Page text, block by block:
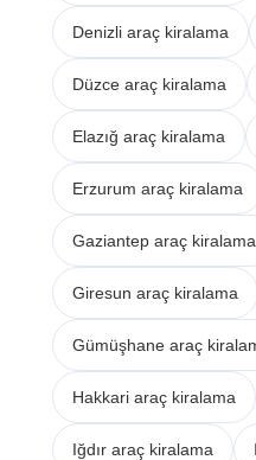
Denizli araç kiralama
Düzce araç kiralama
Elazığ araç kiralama
Erzurum araç kiralama
Gaziantep araç kiralama
Giresun araç kiralama
Gümüşhane araç
Hakkari araç kiralama
Iğdır araç kiralama